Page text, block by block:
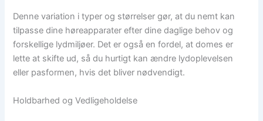
Denne variation i typer og størrelser gør, at du nemt kan
tilpasse dine høreapparater efter dine daglige behov og
forskellige lydmiljøer. Det er også en fordel, at domes er
lette at skifte ud, så du hurtigt kan ændre lydoplevelsen
eller pasformen, hvis det bliver nødvendigt.
Holdbarhed og Vedligeholdelse